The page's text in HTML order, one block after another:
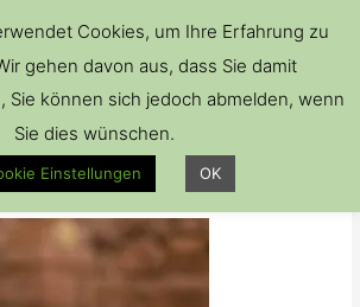
/ VonBrillenkiste
Cookies, um Ihre Erfahrung zu
gehen davon aus, dass Sie damit
Sie können sich jedoch abmelden, wenn
Sie dies wünschen.
Einstellungen OK